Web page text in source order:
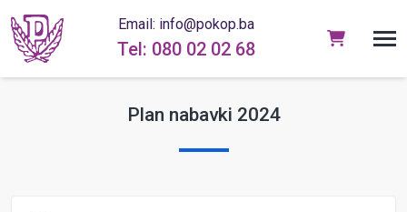
Email: info@pokop.ba
Tel: 080 02 02 68
Plan nabavki 2024